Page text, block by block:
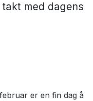
med dagens
er en fin dag å